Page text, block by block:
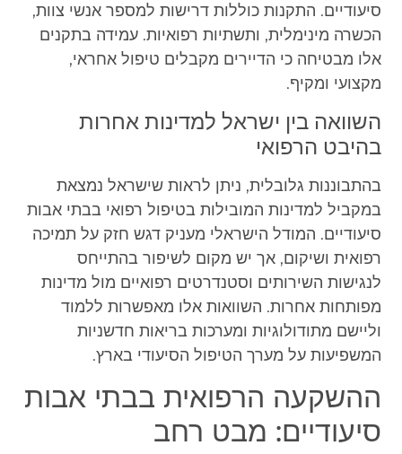
סיעודיים. התקנות כוללות דרישות למספר אנשי צוות,
הכשרה מינימלית, ותשתיות רפואיות. עמידה בתקנים
אלו מבטיחה כי הדיירים מקבלים טיפול אחראי,
מקצועי ומקיף.
השוואה בין ישראל למדינות אחרות
בהיבט הרפואי
בהתבוננות גלובלית, ניתן לראות שישראל נמצאת
במקביל למדינות המובילות בטיפול רפואי בבתי אבות
סיעודיים. המודל הישראלי מעניק דגש חזק על תמיכה
רפואית ושיקום, אך יש מקום לשיפור בהתייחס
לנגישות השירותים וסטנדרטים רפואיים מול מדינות
מפותחות אחרות. השוואות אלו מאפשרות ללמוד
וליישם מתודולוגיות ומערכות בריאות חדשניות
המשפיעות על מערך הטיפול הסיעודי בארץ.
ההשקעה הרפואית בבתי אבות
סיעודיים: מבט רחב